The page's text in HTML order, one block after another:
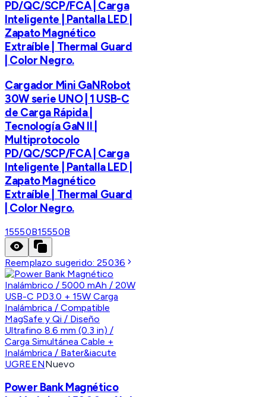
PD/QC/SCP/FCA | Carga
Inteligente | Pantalla LED |
Zapato Magnético
Extraíble | Thermal Guard
| Color Negro.
Cargador Mini GaNRobot
30W serie UNO | 1 USB-C
de Carga Rápida |
Tecnología GaN II |
Multiprotocolo
PD/QC/SCP/FCA | Carga
Inteligente | Pantalla LED |
Zapato Magnético
Extraíble | Thermal Guard
| Color Negro.
15550B15550B
Reemplazo sugerido:25036
UGREENNuevo
Power Bank Magnético